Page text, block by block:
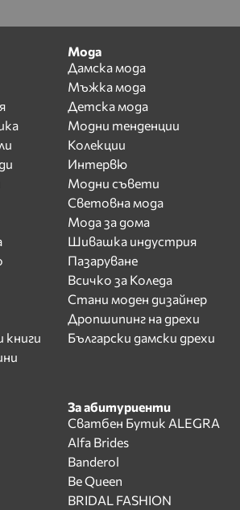
книги
Мода
Дамска мода
Мъжка мода
Детска мода
Модни тенденции
Колекции
Интервю
Модни съвети
Световна мода
Мода за дома
Шивашка индустрия
Пазаруване
Всичко за Коледа
Стани моден дизайнер
Дропшипинг на дрехи
Български дамски дрехи
За абитуриенти
Сватбен Бутик ALEGRA
Alfa Brides
Banderol
Be Queen
BRIDAL FASHION